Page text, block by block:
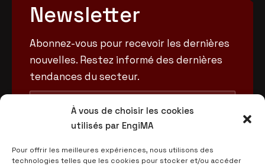
À vous de choisir les cookies
utilisés par EngiMA
Pour offrir les meilleures expériences, nous utilisons des
technologies telles que les cookies pour stocker et/ou accéder
Newsletter
Abonnez-vous pour recevoir les dernières
nouvelles. Restez informé des dernières
tendances du secteur.